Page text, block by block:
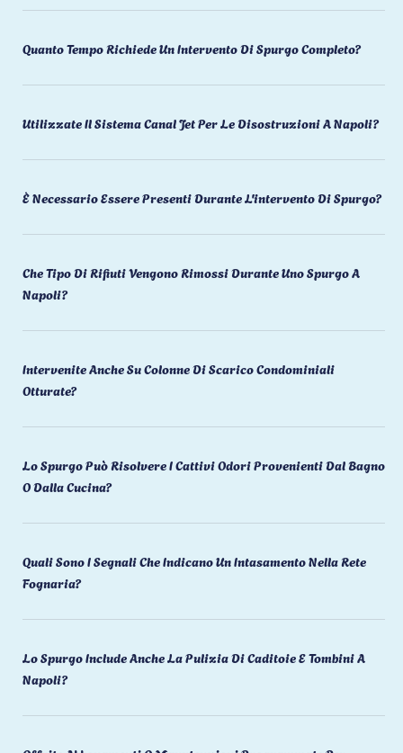
Quanto Tempo Richiede Un Intervento Di Spurgo Completo?
Utilizzate Il Sistema Canal Jet Per Le Disostruzioni A Napoli?
È Necessario Essere Presenti Durante L'intervento Di Spurgo?
Che Tipo Di Rifiuti Vengono Rimossi Durante Uno Spurgo A
Napoli?
Intervenite Anche Su Colonne Di Scarico Condominiali
Otturate?
Lo Spurgo Può Risolvere I Cattivi Odori Provenienti Dal Bagno
O Dalla Cucina?
Quali Sono I Segnali Che Indicano Un Intasamento Nella Rete
Fognaria?
Lo Spurgo Include Anche La Pulizia Di Caditoie E Tombini A
Napoli?